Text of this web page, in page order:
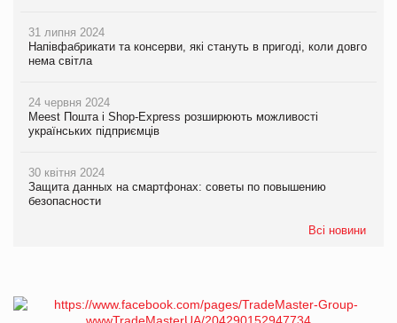
31 липня 2024
Напівфабрикати та консерви, які стануть в пригоді, коли довго
нема світла
24 червня 2024
Meest Пошта і Shop-Express розширюють можливості
українських підприємців
30 квітня 2024
Защита данных на смартфонах: советы по повышению
безопасности
Всі новини